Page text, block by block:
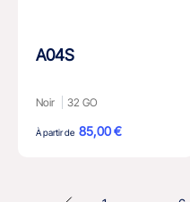
A04S
Noir 32 GO
À partir de 85,00 €